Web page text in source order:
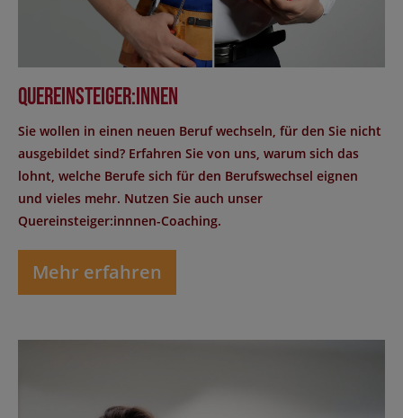
Quereinsteiger:innen
Sie wollen in einen neuen Beruf wechseln, für den Sie nicht
ausgebildet sind? Erfahren Sie von uns, warum sich das
lohnt, welche Berufe sich für den Berufswechsel eignen
und vieles mehr. Nutzen Sie auch unser
Quereinsteiger:innnen-Coaching.
Mehr erfahren